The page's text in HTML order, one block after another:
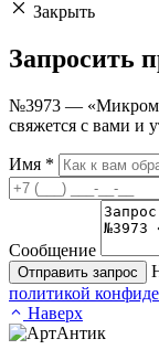
Закрыть
Запросить
№3973 —
свяжется с вами и
Имя *
Сообщение
Отправить запрос
политикой
Наверх